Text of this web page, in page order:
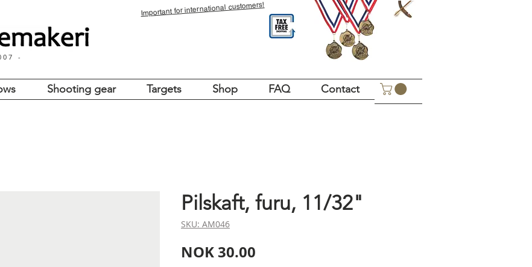
-
Importantfor international customers!
Shooting gear Targets Shop FAQ Contact
Pilskaft, furu, 11/32"
SKU: AM046
NOK 30.00